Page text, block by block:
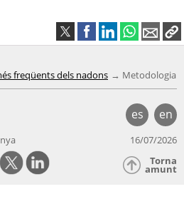
freqüents dels nadons Metodologia
es en
16/07/2026
Torna
amunt